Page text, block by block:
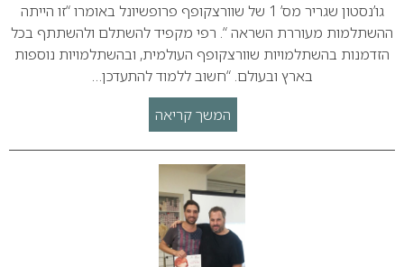
גו’נסטון שגריר מס’ 1 של שוורצקופף פרופשיונל באומרו “זו הייתה
ההשתלמות מעוררת השראה “. רפי מקפיד להשתלם ולהשתתף בכל
הזדמנות בהשתלמויות שוורצקופף העולמית, ובהשתלמויות נוספות
בארץ ובעולם. “חשוב ללמוד להתעדכן…
המשך קריאה